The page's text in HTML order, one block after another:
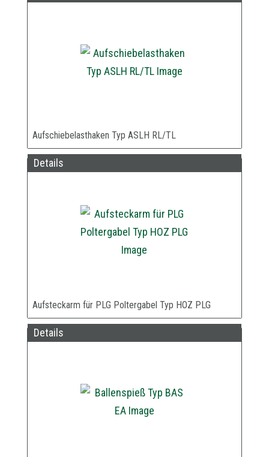
Aufschiebelasthaken Typ ASLH RL/TL
Details
Aufsteckarm für PLG Poltergabel Typ HOZ PLG
Details